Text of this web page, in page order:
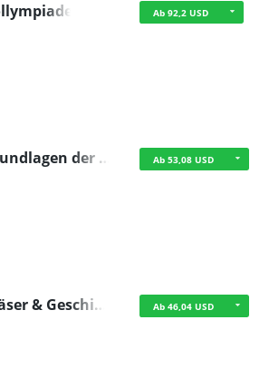
Ab 92,2 USD
der … Ab 53,08 USD
& Geschi… Ab 46,04 USD